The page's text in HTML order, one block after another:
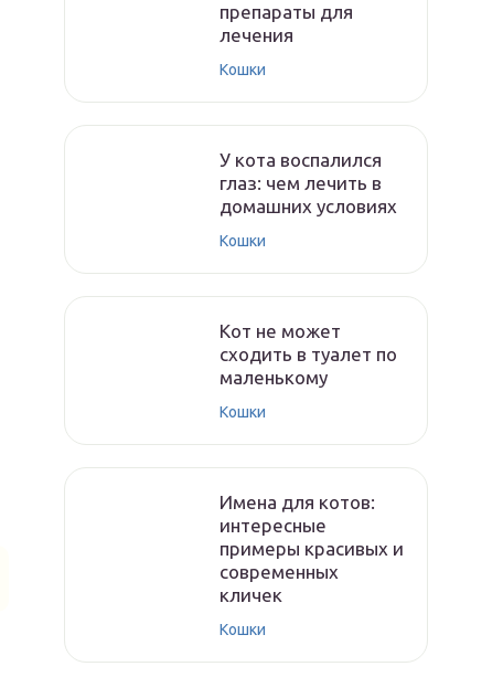
препараты для
лечения
Кошки
У кота воспалился
глаз: чем лечить в
домашних условиях
Кошки
Кот не может
сходить в туалет по
маленькому
Кошки
Имена для котов:
интересные
примеры красивых и
современных
кличек
Кошки